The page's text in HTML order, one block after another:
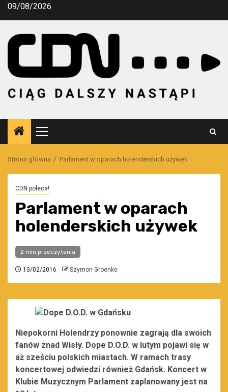
Przejdź
09/08/2026
Menu
główne
Strona główna Parlament w oparach holenderskich używek
CDN poleca!
Parlament w oparach
holenderskich używek
2 min przeczytania
13/02/2016 Szymon Groenke
Niepokorni Holendrzy ponownie zagrają dla swoich
fanów znad Wisły. Dope D.O.D. w lutym pojawi się w
aż sześciu polskich miastach. W ramach trasy
koncertowej odwiedzi również Gdańsk. Koncert w
Klubie Muzycznym Parlament zaplanowany jest na